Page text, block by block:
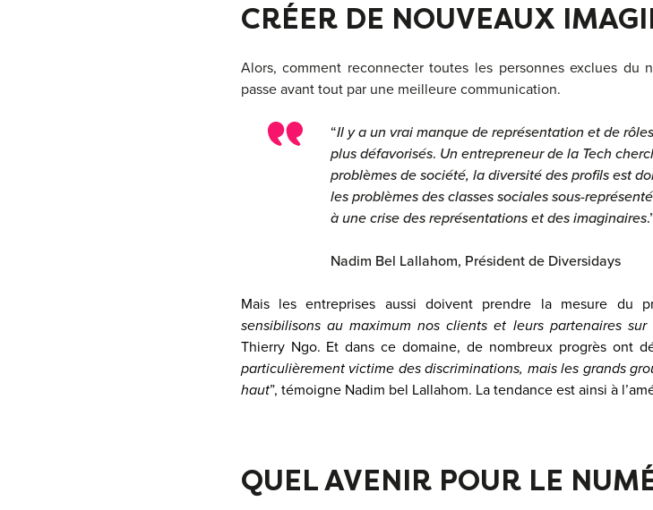
CRÉER DE NOUVEAUX
Alors, comment reconnecter toutes les personnes exclues du
passe avant tout par une meilleure communication.
“Il y a un vrai manque de représentation et de
plus défavorisés. Un entrepreneur de la Tech
problèmes de société, la diversité des profils est
les problèmes des classes sociales sous-
à une crise des représentations et des imaginaires
Nadim Bel Lallahom, Président de Diversidays
Mais les entreprises aussi doivent prendre la mesure du
sensibilisons au maximum nos clients et leurs partenaires sur
Thierry Ngo. Et dans ce domaine, de nombreux progrès ont
particulièrement victime des discriminations, mais les grands
haut”, témoigne Nadim bel Lallahom. La tendance est ainsi à
QUEL AVENIR POUR LE